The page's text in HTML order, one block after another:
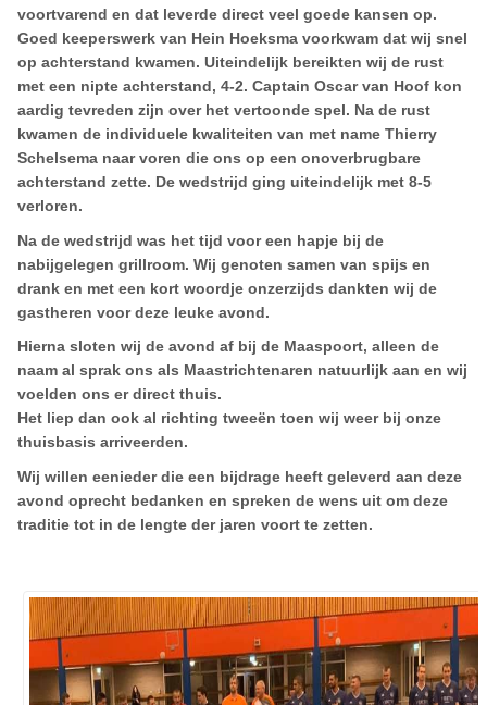
voortvarend en dat leverde direct veel goede kansen op.
Goed keeperswerk van Hein Hoeksma voorkwam dat wij snel
op achterstand kwamen. Uiteindelijk bereikten wij de rust
met een nipte achterstand, 4-2. Captain Oscar van Hoof kon
aardig tevreden zijn over het vertoonde spel. Na de rust
kwamen de individuele kwaliteiten van met name Thierry
Schelsema naar voren die ons op een onoverbrugbare
achterstand zette. De wedstrijd ging uiteindelijk met 8-5
verloren.
Na de wedstrijd was het tijd voor een hapje bij de
nabijgelegen grillroom. Wij genoten samen van spijs en
drank en met een kort woordje onzerzijds dankten wij de
gastheren voor deze leuke avond.
Hierna sloten wij de avond af bij de Maaspoort, alleen de
naam al sprak ons als Maastrichtenaren natuurlijk aan en wij
voelden ons er direct thuis.
Het liep dan ook al richting tweeën toen wij weer bij onze
thuisbasis arriveerden.
Wij willen eenieder die een bijdrage heeft geleverd aan deze
avond oprecht bedanken en spreken de wens uit om deze
traditie tot in de lengte der jaren voort te zetten.